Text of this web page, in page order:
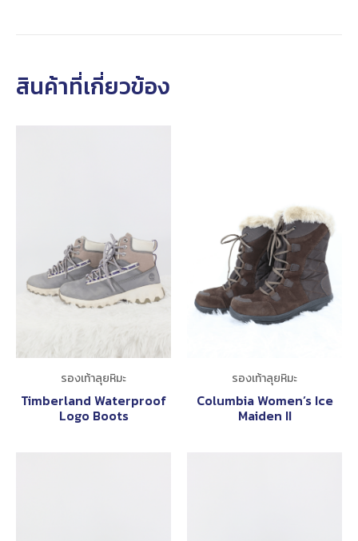
สินค้าที่เกี่ยวข้อง
รองเท้าลุยหิมะ
Timberland Waterproof
Logo Boots
รองเท้าลุยหิมะ
Columbia Women’s Ice
Maiden II